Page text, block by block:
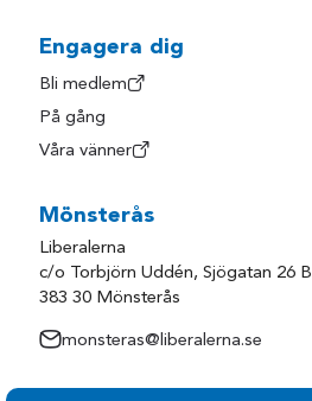
Engagera dig
Bli medlem
På gång
Våra vänner
Mönsterås
Liberalerna
c/o Torbjörn Uddén, Sjögatan 26 B
383 30 Mönsterås
monsteras@liberalerna.se